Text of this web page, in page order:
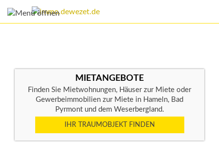
MIETANGEBOTE
Finden Sie Mietwohnungen, Häuser zur Miete oder
Gewerbeimmobilien zur Miete in Hameln, Bad
Pyrmont und dem Weserbergland.
IHR TRAUMOBJEKT FINDEN